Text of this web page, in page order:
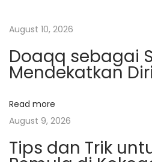
n
a
v
i
s
o
s
:
i
g
k
t
k
a
n
August 10, 2026
Doaqq sebagai
Mendekatkan
Read more
August 9, 2026
Tips dan Trik